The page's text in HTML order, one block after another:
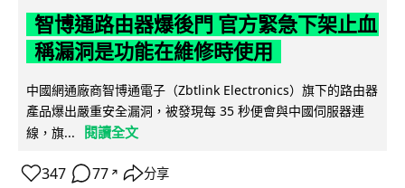
智博通路由器爆後門 官方緊急下架止血
稱漏洞是功能在維修時使用
中國網通廠商智博通電子（Zbtlink Electronics）旗下的路由器
產品爆出嚴重安全漏洞，被發現每 35 秒便會與中國伺服器連
線，旗...
閱讀全文
347 77 ↗ 分享